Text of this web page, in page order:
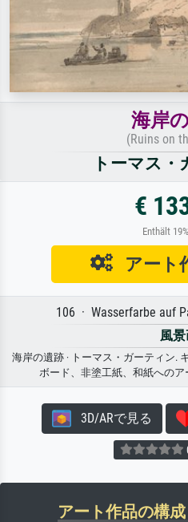
海岸
(Ruins on
トーマス・
€
Enthält
アート
106 · Wasserfarbe auf
風
海岸の遺跡 · トーマス・ガーティン.
ボード、非塗工紙、和紙へのア
3D/ARで見る
アート作品の構成